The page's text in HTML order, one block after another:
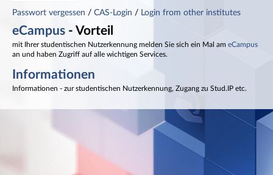
Passwort vergessen / CAS-Login / Login from other institutes
eCampus - Vorteil
mit Ihrer studentischen Nutzerkennung melden Sie sich ein Mal am eCampus
an und haben Zugriff auf alle wichtigen Services.
Informationen
Informationen - zur studentischen Nutzerkennung, Zugang zu Stud.IP etc.